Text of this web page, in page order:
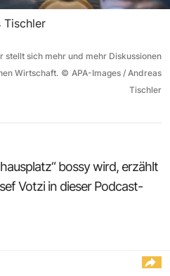
Tischler
stellt sich mehr und mehr Diskussionen
Wirtschaft. © APA-Images / Andreas
Tischler
bossy wird, erzählt
Votzi in dieser Podcast-